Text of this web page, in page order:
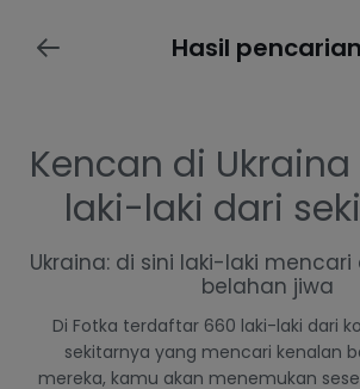
Hasil pencarian
Kencan di
laki-laki dari
Ukraina: di sini laki-laki
belahan jiwa
Di Fotka terdaftar 660 laki-laki dari
sekitarnya yang mencari kenalan
mereka, kamu akan menemukan